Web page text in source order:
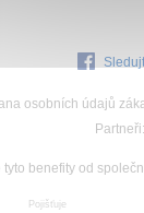
osobních údajů
Partneři:
tyto benefity od
Pojišťuje